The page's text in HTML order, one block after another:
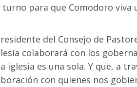
para que Comodoro viva
del Consejo de
colaborará con los
iglesia es una sola. Y que, a
con quienes nos